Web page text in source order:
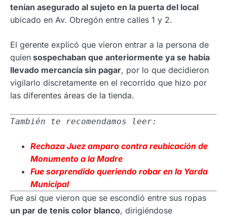
tenían asegurado al sujeto en la puerta del local
ubicado en Av. Obregón entre calles 1 y 2.
El gerente explicó que vieron entrar a la persona de
quien sospechaban que anteriormente ya se había
llevado mercancía sin pagar, por lo que decidieron
vigilarlo discretamente en el recorrido que hizo por
las diferentes áreas de la tienda.
También te recomendamos leer:
Rechaza Juez amparo contra reubicación de
Monumento a la Madre
Fue sorprendido queriendo robar en la Yarda
Municipal
Fue así que vieron que se escondió entre sus ropas
un par de tenis color blanco, dirigiéndose